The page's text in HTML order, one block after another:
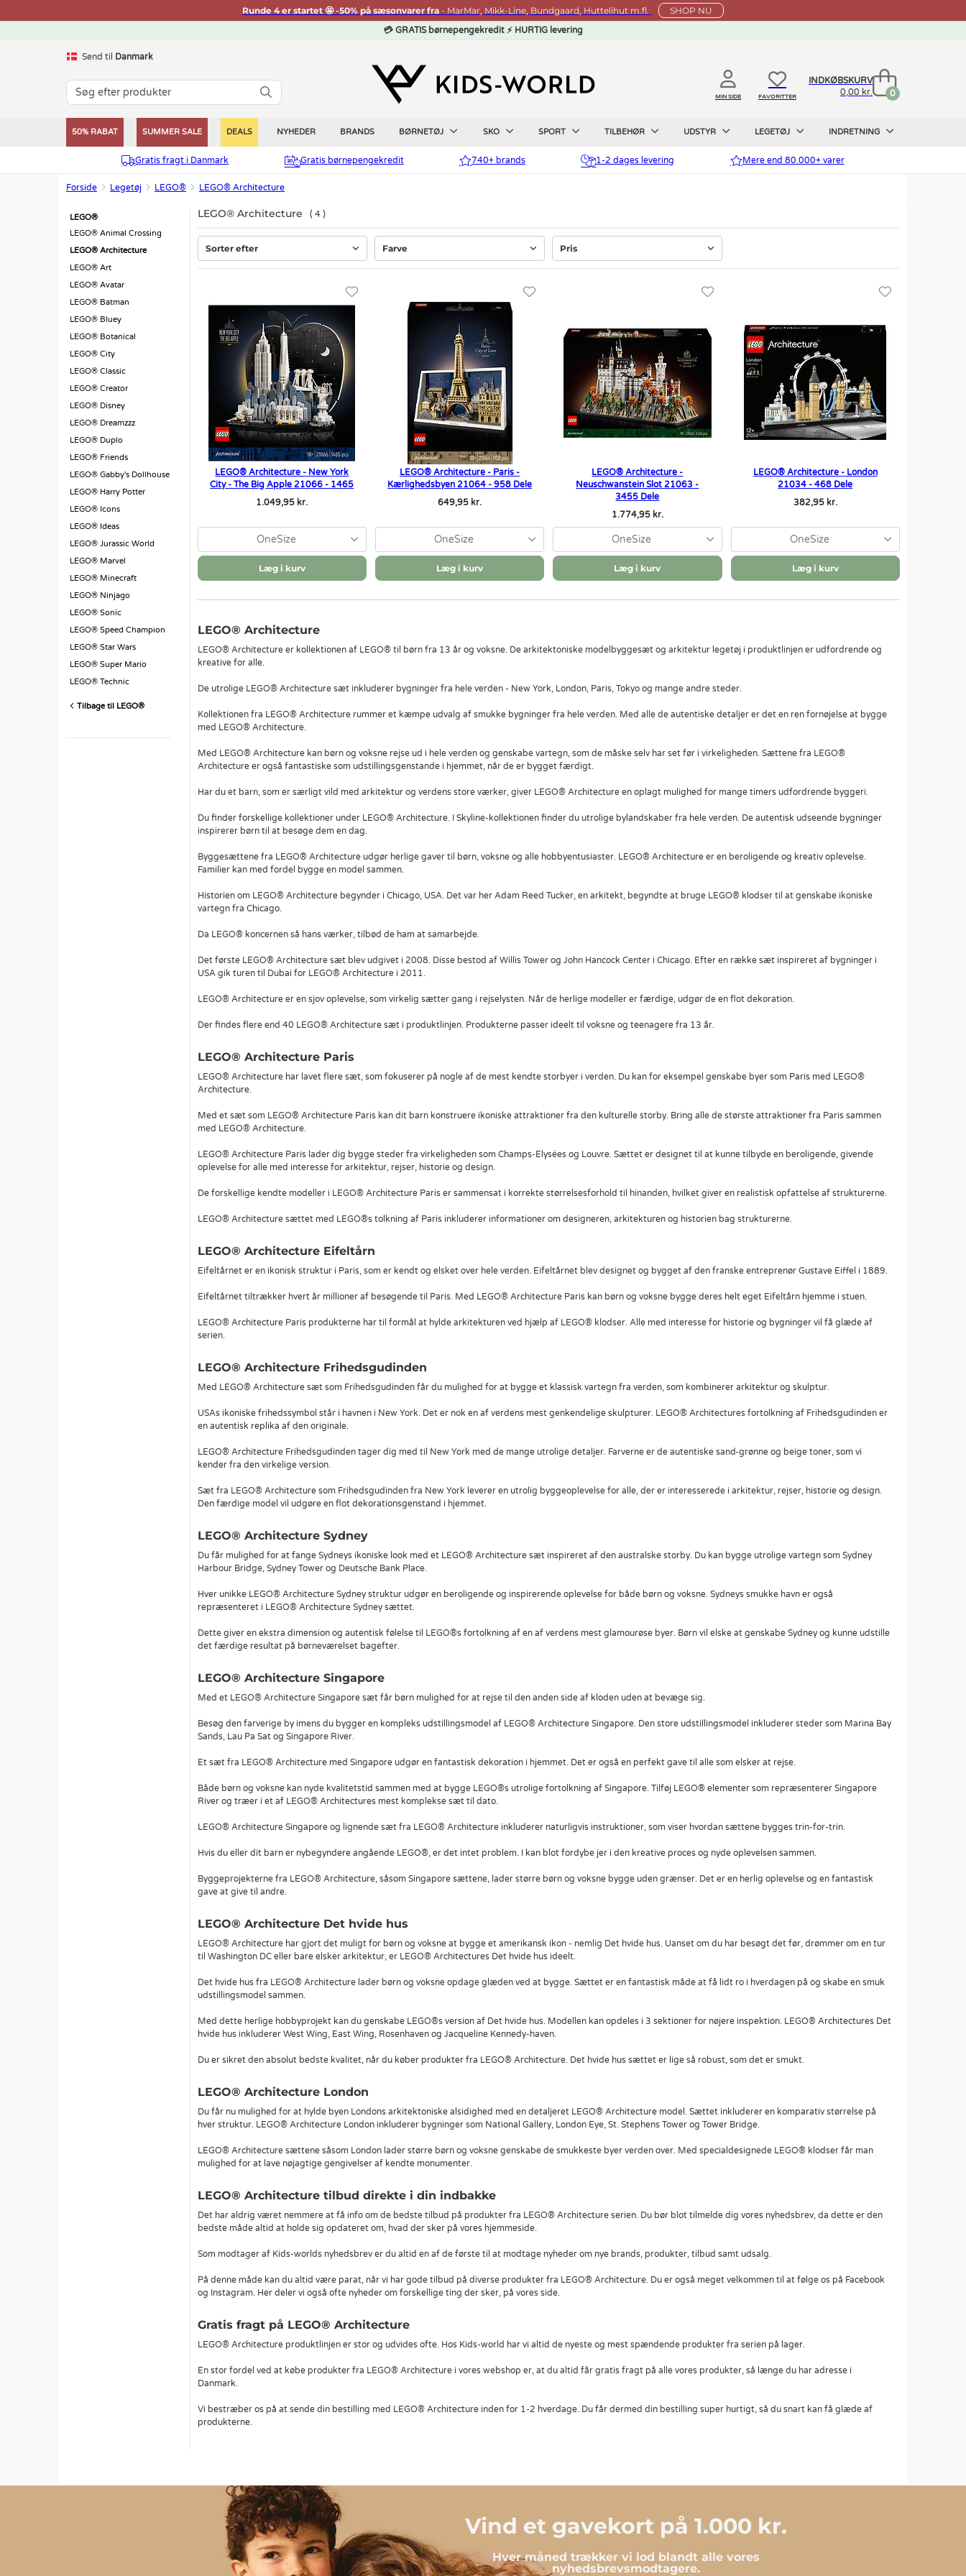
Runde 4 er startet 🤩 -50% på sæsonvarer fra - MarMar, Mikk-Line, Bundgaard, Huttelihut m.fl. SHOP NU
💳 GRATIS børnepengekredit ⚡ HURTIG levering
Send til Danmark
MIN SIDE FAVORITTER
INDKØBSKURV
0,00 kr.
0
50% RABAT SUMMER SALE DEALS NYHEDER BRANDS BØRNETØJ SKO SPORT TILBEHØR UDSTYR LEGETØJ INDRETNING
Gratis fragt i Danmark Gratis børnepengekredit 740+ brands 1-2 dages levering Mere end 80.000+ varer
Forside Legetøj LEGO® LEGO® Architecture
LEGO®
LEGO® Animal Crossing
LEGO® Architecture
LEGO® Art
LEGO® Avatar
LEGO® Batman
LEGO® Bluey
LEGO® Botanical
LEGO® City
LEGO® Classic
LEGO® Creator
LEGO® Disney
LEGO® Dreamzzz
LEGO® Duplo
LEGO® Friends
LEGO® Gabby's Dollhouse
LEGO® Harry Potter
LEGO® Icons
LEGO® Ideas
LEGO® Jurassic World
LEGO® Marvel
LEGO® Minecraft
LEGO® Ninjago
LEGO® Sonic
LEGO® Speed Champion
LEGO® Star Wars
LEGO® Super Mario
LEGO® Technic
Tilbage til LEGO®
LEGO® Architecture 4
Sorter efter Farve Pris
LEGO® Architecture - New York
City - The Big Apple 21066 - 1465
1.049,95 kr.
OneSize
Læg i kurv
LEGO® Architecture - Paris -
Kærlighedsbyen 21064 - 958 Dele
649,95 kr.
OneSize
Læg i kurv
LEGO® Architecture -
Neuschwanstein Slot 21063 -
3455 Dele
1.774,95 kr.
OneSize
Læg i kurv
LEGO® Architecture - London
21034 - 468 Dele
382,95 kr.
OneSize
Læg i kurv
LEGO® Architecture
LEGO® Architecture er kollektionen af LEGO® til børn fra 13 år og voksne. De arkitektoniske modelbyggesæt og arkitektur legetøj i produktlinjen er udfordrende og
kreative for alle.
De utrolige LEGO® Architecture sæt inkluderer bygninger fra hele verden - New York, London, Paris, Tokyo og mange andre steder.
Kollektionen fra LEGO® Architecture rummer et kæmpe udvalg af smukke bygninger fra hele verden. Med alle de autentiske detaljer er det en ren fornøjelse at bygge
med LEGO® Architecture.
Med LEGO® Architecture kan børn og voksne rejse ud i hele verden og genskabe vartegn, som de måske selv har set før i virkeligheden. Sættene fra LEGO®
Architecture er også fantastiske som udstillingsgenstande i hjemmet, når de er bygget færdigt.
Har du et barn, som er særligt vild med arkitektur og verdens store værker, giver LEGO® Architecture en oplagt mulighed for mange timers udfordrende byggeri.
Du finder forskellige kollektioner under LEGO® Architecture. I Skyline-kollektionen finder du utrolige bylandskaber fra hele verden. De autentisk udseende bygninger
inspirerer børn til at besøge dem en dag.
Byggesættene fra LEGO® Architecture udgør herlige gaver til børn, voksne og alle hobbyentusiaster. LEGO® Architecture er en beroligende og kreativ oplevelse.
Familier kan med fordel bygge en model sammen.
Historien om LEGO® Architecture begynder i Chicago, USA. Det var her Adam Reed Tucker, en arkitekt, begyndte at bruge LEGO® klodser til at genskabe ikoniske
vartegn fra Chicago.
Da LEGO® koncernen så hans værker, tilbød de ham at samarbejde.
Det første LEGO® Architecture sæt blev udgivet i 2008. Disse bestod af Willis Tower og John Hancock Center i Chicago. Efter en række sæt inspireret af bygninger i
USA gik turen til Dubai for LEGO® Architecture i 2011.
LEGO® Architecture er en sjov oplevelse, som virkelig sætter gang i rejselysten. Når de herlige modeller er færdige, udgør de en flot dekoration.
Der findes flere end 40 LEGO® Architecture sæt i produktlinjen. Produkterne passer ideelt til voksne og teenagere fra 13 år.
LEGO® Architecture Paris
LEGO® Architecture har lavet flere sæt, som fokuserer på nogle af de mest kendte storbyer i verden. Du kan for eksempel genskabe byer som Paris med LEGO®
Architecture.
Med et sæt som LEGO® Architecture Paris kan dit barn konstruere ikoniske attraktioner fra den kulturelle storby. Bring alle de største attraktioner fra Paris sammen
med LEGO® Architecture.
LEGO® Architecture Paris lader dig bygge steder fra virkeligheden som Champs-Elysées og Louvre. Sættet er designet til at kunne tilbyde en beroligende, givende
oplevelse for alle med interesse for arkitektur, rejser, historie og design.
De forskellige kendte modeller i LEGO® Architecture Paris er sammensat i korrekte størrelsesforhold til hinanden, hvilket giver en realistisk opfattelse af strukturerne.
LEGO® Architecture sættet med LEGO®s tolkning af Paris inkluderer informationer om designeren, arkitekturen og historien bag strukturerne.
LEGO® Architecture Eifeltårn
Eifeltårnet er en ikonisk struktur i Paris, som er kendt og elsket over hele verden. Eifeltårnet blev designet og bygget af den franske entreprenør Gustave Eiffel i 1889.
Eifeltårnet tiltrækker hvert år millioner af besøgende til Paris. Med LEGO® Architecture Paris kan børn og voksne bygge deres helt eget Eifeltårn hjemme i stuen.
LEGO® Architecture Paris produkterne har til formål at hylde arkitekturen ved hjælp af LEGO® klodser. Alle med interesse for historie og bygninger vil få glæde af
serien.
LEGO® Architecture Frihedsgudinden
Med LEGO® Architecture sæt som Frihedsgudinden får du mulighed for at bygge et klassisk vartegn fra verden, som kombinerer arkitektur og skulptur.
USAs ikoniske frihedssymbol står i havnen i New York. Det er nok en af verdens mest genkendelige skulpturer. LEGO® Architectures fortolkning af Frihedsgudinden er
en autentisk replika af den originale.
LEGO® Architecture Frihedsgudinden tager dig med til New York med de mange utrolige detaljer. Farverne er de autentiske sand-grønne og beige toner, som vi
kender fra den virkelige version.
Sæt fra LEGO® Architecture som Frihedsgudinden fra New York leverer en utrolig byggeoplevelse for alle, der er interesserede i arkitektur, rejser, historie og design.
Den færdige model vil udgøre en flot dekorationsgenstand i hjemmet.
LEGO® Architecture Sydney
Du får mulighed for at fange Sydneys ikoniske look med et LEGO® Architecture sæt inspireret af den australske storby. Du kan bygge utrolige vartegn som Sydney
Harbour Bridge, Sydney Tower og Deutsche Bank Place.
Hver unikke LEGO® Architecture Sydney struktur udgør en beroligende og inspirerende oplevelse for både børn og voksne. Sydneys smukke havn er også
repræsenteret i LEGO® Architecture Sydney sættet.
Dette giver en ekstra dimension og autentisk følelse til LEGO®s fortolkning af en af verdens mest glamourøse byer. Børn vil elske at genskabe Sydney og kunne udstille
det færdige resultat på børneværelset bagefter.
LEGO® Architecture Singapore
Med et LEGO® Architecture Singapore sæt får børn mulighed for at rejse til den anden side af kloden uden at bevæge sig.
Besøg den farverige by imens du bygger en kompleks udstillingsmodel af LEGO® Architecture Singapore. Den store udstillingsmodel inkluderer steder som Marina Bay
Sands, Lau Pa Sat og Singapore River.
Et sæt fra LEGO® Architecture med Singapore udgør en fantastisk dekoration i hjemmet. Det er også en perfekt gave til alle som elsker at rejse.
Både børn og voksne kan nyde kvalitetstid sammen med at bygge LEGO®s utrolige fortolkning af Singapore. Tilføj LEGO® elementer som repræsenterer Singapore
River og træer i et af LEGO® Architectures mest komplekse sæt til dato.
LEGO® Architecture Singapore og lignende sæt fra LEGO® Architecture inkluderer naturligvis instruktioner, som viser hvordan sættene bygges trin-for-trin.
Hvis du eller dit barn er nybegyndere angående LEGO®, er det intet problem. I kan blot fordybe jer i den kreative proces og nyde oplevelsen sammen.
Byggeprojekterne fra LEGO® Architecture, såsom Singapore sættene, lader større børn og voksne bygge uden grænser. Det er en herlig oplevelse og en fantastisk
gave at give til andre.
LEGO® Architecture Det hvide hus
LEGO® Architecture har gjort det muligt for børn og voksne at bygge et amerikansk ikon - nemlig Det hvide hus. Uanset om du har besøgt det før, drømmer om en tur
til Washington DC eller bare elsker arkitektur, er LEGO® Architectures Det hvide hus ideelt.
Det hvide hus fra LEGO® Architecture lader børn og voksne opdage glæden ved at bygge. Sættet er en fantastisk måde at få lidt ro i hverdagen på og skabe en smuk
udstillingsmodel sammen.
Med dette herlige hobbyprojekt kan du genskabe LEGO®s version af Det hvide hus. Modellen kan opdeles i 3 sektioner for nøjere inspektion. LEGO® Architectures Det
hvide hus inkluderer West Wing, East Wing, Rosenhaven og Jacqueline Kennedy-haven.
Du er sikret den absolut bedste kvalitet, når du køber produkter fra LEGO® Architecture. Det hvide hus sættet er lige så robust, som det er smukt.
LEGO® Architecture London
Du får nu mulighed for at hylde byen Londons arkitektoniske alsidighed med en detaljeret LEGO® Architecture model. Sættet inkluderer en komparativ størrelse på
hver struktur. LEGO® Architecture London inkluderer bygninger som National Gallery, London Eye, St. Stephens Tower og Tower Bridge.
LEGO® Architecture sættene såsom London lader større børn og voksne genskabe de smukkeste byer verden over. Med specialdesignede LEGO® klodser får man
mulighed for at lave nøjagtige gengivelser af kendte monumenter.
LEGO® Architecture tilbud direkte i din indbakke
Det har aldrig været nemmere at få info om de bedste tilbud på produkter fra LEGO® Architecture serien. Du bør blot tilmelde dig vores nyhedsbrev, da dette er den
bedste måde altid at holde sig opdateret om, hvad der sker på vores hjemmeside.
Som modtager af Kids-worlds nyhedsbrev er du altid en af de første til at modtage nyheder om nye brands, produkter, tilbud samt udsalg.
På denne måde kan du altid være parat, når vi har gode tilbud på diverse produkter fra LEGO® Architecture. Du er også meget velkommen til at følge os på Facebook
og Instagram. Her deler vi også ofte nyheder om forskellige ting der sker, på vores side.
Gratis fragt på LEGO® Architecture
LEGO® Architecture produktlinjen er stor og udvides ofte. Hos Kids-world har vi altid de nyeste og mest spændende produkter fra serien på lager.
En stor fordel ved at købe produkter fra LEGO® Architecture i vores webshop er, at du altid får gratis fragt på alle vores produkter, så længe du har adresse i
Danmark.
Vi bestræber os på at sende din bestilling med LEGO® Architecture inden for 1-2 hverdage. Du får dermed din bestilling super hurtigt, så du snart kan få glæde af
produkterne.
Vind et gavekort på 1.000 kr.
Hver måned trækker vi lod blandt alle vores
nyhedsbrevsmodtagere.